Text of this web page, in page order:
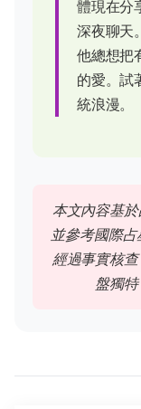
體現在分
深夜聊天
他總想把
的愛。試
統浪漫。
本文內容基
並參考國際
經過事實核
盤獨特